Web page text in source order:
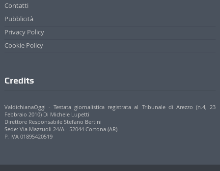
Contatti
Pubblicità
Privacy Policy
Cookie Policy
Credits
ValdichianaOggi - Testata giornalistica registrata al Tribunale di Arezzo (n.4, 23
Febbraio 2010) Di Michele Lupetti
Direttore Responsabile Stefano Bertini
Sede: Via Mazzuoli 24/A - 52044 Cortona (AR)
P. IVA 01895420519